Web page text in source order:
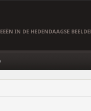
IN DE HEDENDAAGSE